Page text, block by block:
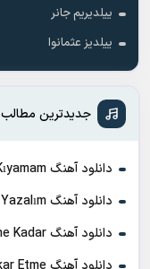
ییلدیریم جانر
ییلدیز عثمانوا
جدیدترین مطالب
دانلود آهنگ Sibel Can & Eypio Kıyamam
دانلود آهنگ Siyam Baştan Yazalım
دانلود آهنگ Ankara Echoes Ta Ki Seni Görene Kadar